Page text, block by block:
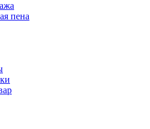
пена